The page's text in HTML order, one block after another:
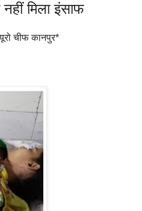
मिला इंसाफ
चीफ कानपुर*